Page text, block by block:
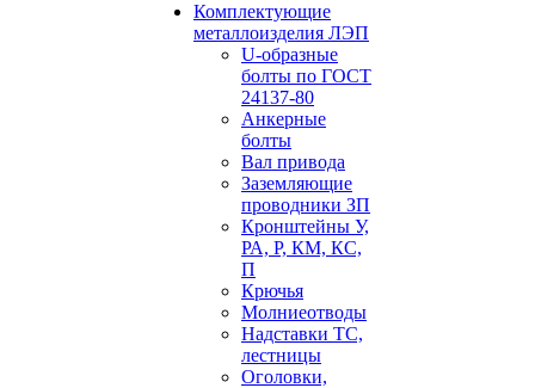
Комплектующие
металлоизделия ЛЭП
U-образные
болты по ГОСТ
24137-80
Анкерные
болты
Вал привода
Заземляющие
проводники ЗП
Кронштейны У,
РА, Р, КМ, КС,
П
Крючья
Молниеотводы
Надставки ТС,
лестницы
Оголовки,